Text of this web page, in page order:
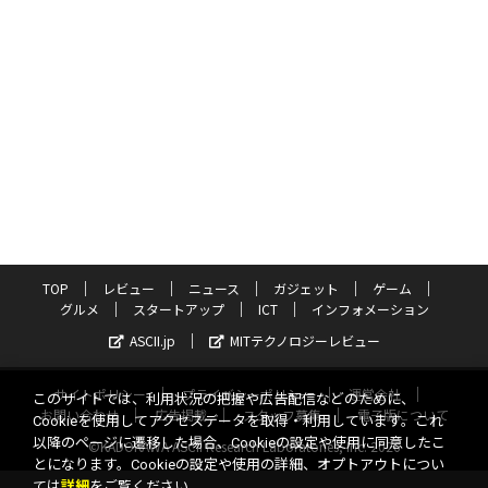
TOP レビュー ニュース ガジェット
ゲーム
グルメ
スタートアップ ICT
インフォメーション
ASCII.jp
MITテクノロジーレビュー
サイトポリシー プライバシーポリシー
運営会社
お問い合わせ
広告掲載 スタッフ募集
電子版について
©KADOKAWA ASCII Research Laboratories, Inc. 2026
このサイトでは、利用状況の把握や広告配信などのために、
Cookieを使用してアクセスデータを取得・利用しています。これ
以降のページに遷移した場合、Cookieの設定や使用に同意したこ
とになります。Cookieの設定や使用の詳細、オプトアウトについ